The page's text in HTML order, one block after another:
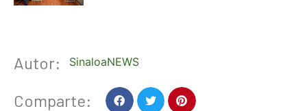
Autor: SinaloaNEWS
Comparte: